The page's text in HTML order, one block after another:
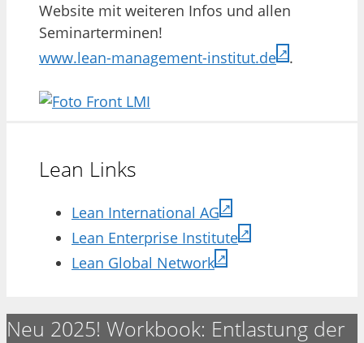
Website mit weiteren Infos und allen
Seminarterminen!
www.lean-management-institut.de
.
Lean Links
Lean International AG
Lean Enterprise Institute
Lean Global Network
Neu 2025! Workbook: Entlastung der